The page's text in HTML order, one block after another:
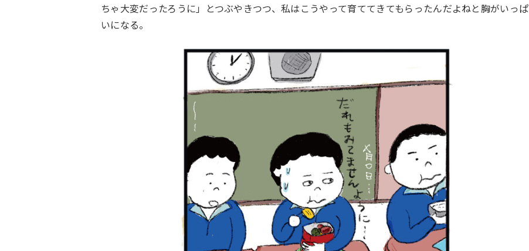
ちゃ大変だったろうに」とつぶやきつつ、私はこうやって育ててきてもらったんだよねと胸がいっぱ
いになる。